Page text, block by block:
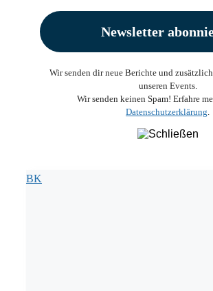
Wir senden dir neue Berichte und
unseren Events.
Wir senden keinen Spam! Erfahre
Datenschutzerklärung.
BK